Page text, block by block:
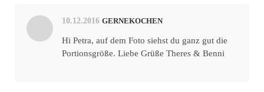
10.12.2016 GERNEKOCHEN
Hi Petra, auf dem Foto siehst du ganz gut die
Portionsgröße. Liebe Grüße Theres & Benni